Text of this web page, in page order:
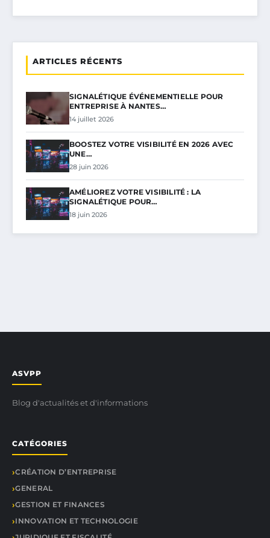
ARTICLES RÉCENTS
SIGNALÉTIQUE ÉVÉNEMENTIELLE POUR
ENTREPRISE À NANTES…
14 juillet 2026
BOOSTEZ VOTRE VISIBILITÉ EN 2026 AVEC
UNE…
28 juin 2026
AMÉLIOREZ VOTRE VISIBILITÉ : LA
SIGNALÉTIQUE POUR…
18 juin 2026
ASVPP
Blog d'actualités et d'informations
CATÉGORIES
CRÉATION D’ENTREPRISE
GENERAL
GESTION ET FINANCES
INNOVATION ET TECHNOLOGIE